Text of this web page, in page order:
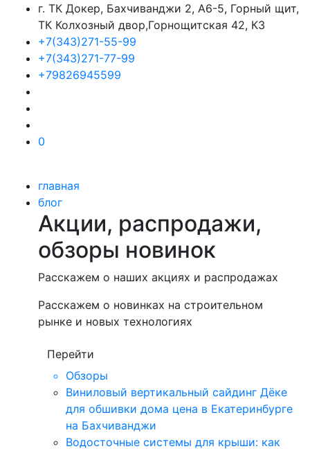
г. ТК Докер, Бахчиванджи 2, А6-5, Горный щит,
ТК Колхозный двор,Горнощитская 42, К3
+7(343)271-55-99
+7(343)271-77-99
+79826945599
0
главная
блог
Акции, распродажи,
обзоры новинок
Расскажем о наших акциях и распродажах
Расскажем о новинках на строительном
рынке и новых технологиях
Перейти
Обзоры
Виниловый вертикальный сайдинг Дёке
для обшивки дома цена в Екатеринбурге
на Бахчиванджи
Водосточные системы для крыши: как